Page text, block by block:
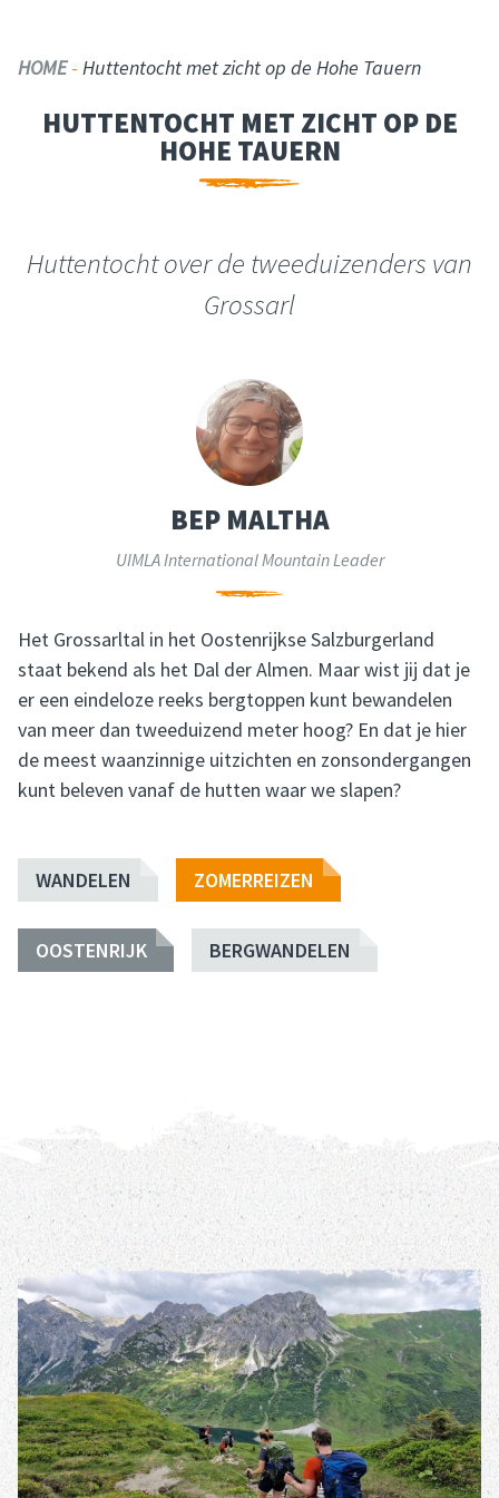
HOME- Huttentocht met zicht op de Hohe Tauern
HUTTENTOCHT MET ZICHT OP DE
HOHE TAUERN
Huttentocht over de tweeduizenders van
Grossarl
BEP MALTHA
UIMLA International Mountain Leader
Het Grossarltal in het Oostenrijkse Salzburgerland
staat bekend als het Dal der Almen. Maar wist jij dat je
er een eindeloze reeks bergtoppen kunt bewandelen
van meer dan tweeduizend meter hoog? En dat je hier
de meest waanzinnige uitzichten en zonsondergangen
kunt beleven vanaf de hutten waar we slapen?
WANDELEN ZOMERREIZEN
OOSTENRIJK BERGWANDELEN
REIS DETAILS